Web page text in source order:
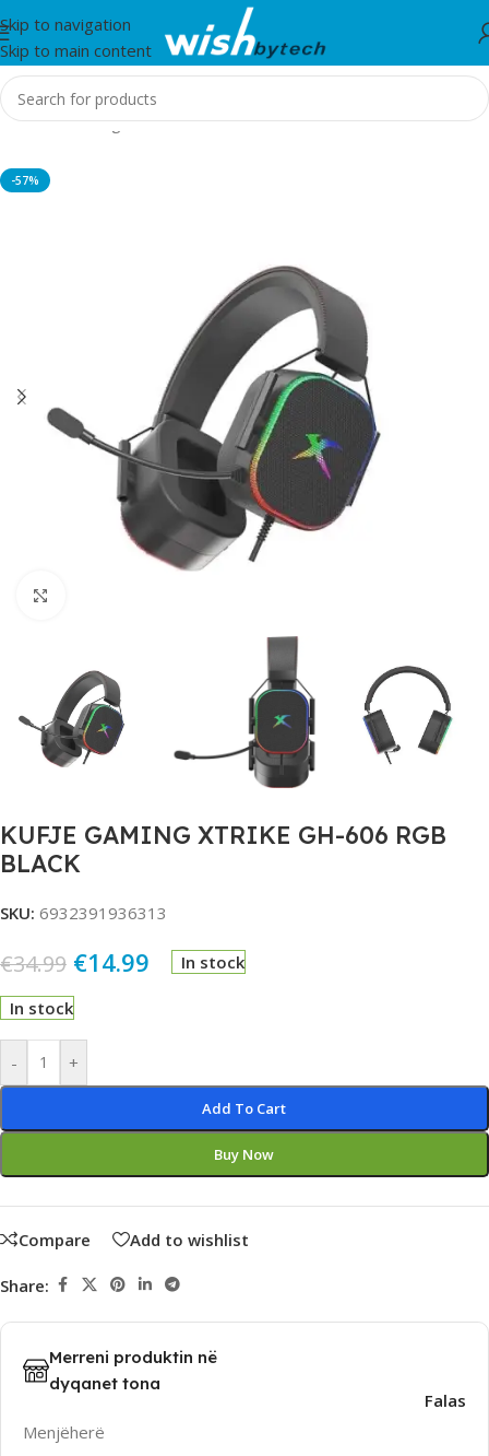
Skip to navigation
Skip to main content
Home/Gaming
-57%
KUFJE GAMING XTRIKE GH-606 RGB
BLACK
SKU: 6932391936313
€34.99 €14.99 In stock
In stock
- +
Add To Cart
Buy Now
Alternative:
Compare Add to wishlist
Share:
Merreni produktin në
dyqanet tona
Menjëherë
Falas